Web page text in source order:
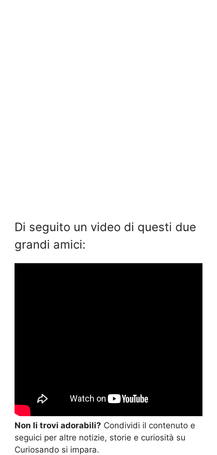
Di seguito un video di questi due
grandi amici:
Non li trovi adorabili? Condividi il contenuto e
seguici per altre notizie, storie e curiosità su
Curiosando si impara.